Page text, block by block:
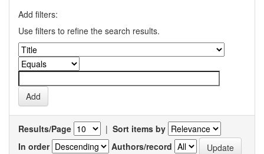
Add filters:
Use filters to refine the search results.
Results/Page | Sort items by
In order
Authors/record